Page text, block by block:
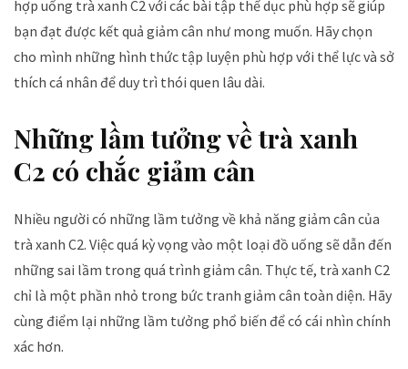
hợp uống trà xanh C2 với các bài tập thể dục phù hợp sẽ giúp
bạn đạt được kết quả giảm cân như mong muốn. Hãy chọn
cho mình những hình thức tập luyện phù hợp với thể lực và sở
thích cá nhân để duy trì thói quen lâu dài.
Những lầm tưởng về trà xanh
C2 có chắc giảm cân
Nhiều người có những lầm tưởng về khả năng giảm cân của
trà xanh C2. Việc quá kỳ vọng vào một loại đồ uống sẽ dẫn đến
những sai lầm trong quá trình giảm cân. Thực tế, trà xanh C2
chỉ là một phần nhỏ trong bức tranh giảm cân toàn diện. Hãy
cùng điểm lại những lầm tưởng phổ biến để có cái nhìn chính
xác hơn.